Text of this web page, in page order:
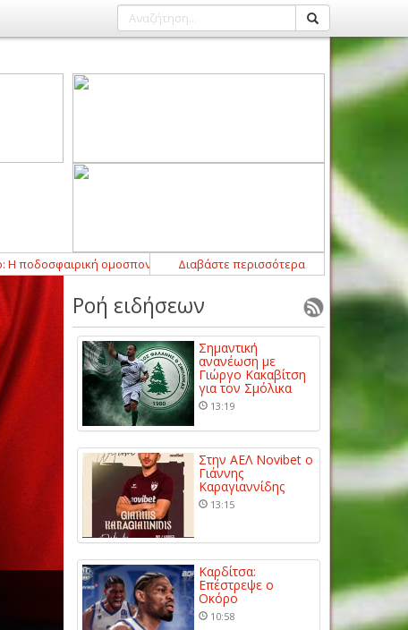
ομοσπονδία της Αργεντινής στηρίζει τον πρόεδρο της FIFA
Διαβάστε περισσότερα
Ροή ειδήσεων
Σημαντική
ανανέωση με
Γιώργο Κακαβίτση
για τον Σμόλικα
13:19
Στην ΑΕΛ Novibet ο
Γιάννης
Καραγιαννίδης
13:15
Καρδίτσα:
Επέστρεψε ο
Οκόρο
10:58